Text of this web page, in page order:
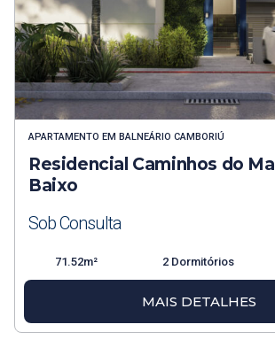
APARTAMENTO EM BALNEÁRIO CAMBORIÚ
Residencial Caminhos do
Baixo
Sob Consulta
71.52m² 2 Dormitórios
MAIS DETALHES